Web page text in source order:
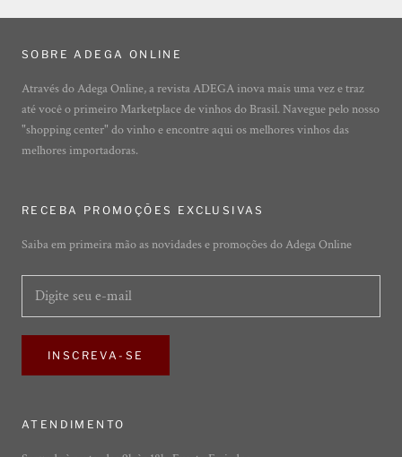
SOBRE ADEGA ONLINE
Através do Adega Online, a revista ADEGA inova mais uma vez e traz
até você o primeiro Marketplace de vinhos do Brasil. Navegue pelo nosso
"shopping center" do vinho e encontre aqui os melhores vinhos das
melhores importadoras.
RECEBA PROMOÇÕES EXCLUSIVAS
Saiba em primeira mão as novidades e promoções do Adega Online
INSCREVA-SE
ATENDIMENTO